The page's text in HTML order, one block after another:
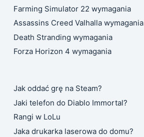
Farming Simulator 22 wymagania
Assassins Creed Valhalla wymagania
Death Stranding wymagania
Forza Horizon 4 wymagania
Jak oddać grę na Steam?
Jaki telefon do Diablo Immortal?
Rangi w LoLu
Jaka drukarka laserowa do domu?